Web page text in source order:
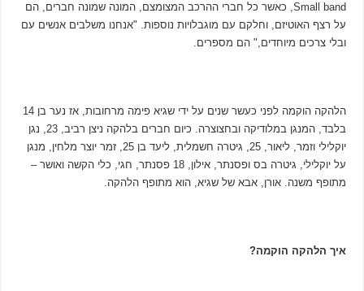
Small band, כאשר כל חברי ההרכב המצומצם, המונה שמונה חברים, הם
על רצף האוטיזם, וחלקם עם מוגבלויות נוספות. "אנחנו משלבים אנשים עם
ובלי צרכים מיוחדים," הם מספרים.
הלהקה הוקמה לפני כעשר שנים על ידי שגיא פימה מרחובות, אז נער בן 14
בלבד, המנגן במלודיקה ובחצוצרה. כיום חברים בלהקה ניצן רביב, 23, נגן
יוקלילי וזמר, ליאור, 25, גיטרה חשמלית, ליעד בן 25, זמר יוצר מלחין, מנגן
על יוקלילי, גיטרה בס ופסנתר, אילון, 18 פסנתר, חגי, כלי הקשה ואושר –
מתופף משנה. אורן, אבא של שגיא, הוא מתופף הלהקה.
איך הלהקה הוקמה?